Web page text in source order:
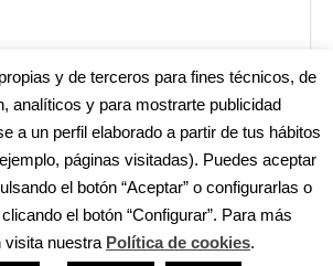
cosa? Echa un vistazo encadiz.es|
de privacidad|Accesibilidad| Política de
y de terceros para fines técnicos, de
analíticos y para mostrarte publicidad
a un perfil elaborado a partir de tus hábitos
páginas visitadas). Puedes aceptar
el botón “Aceptar” o configurarlas o
el botón “Configurar”. Para más
visita nuestra Política de cookies.